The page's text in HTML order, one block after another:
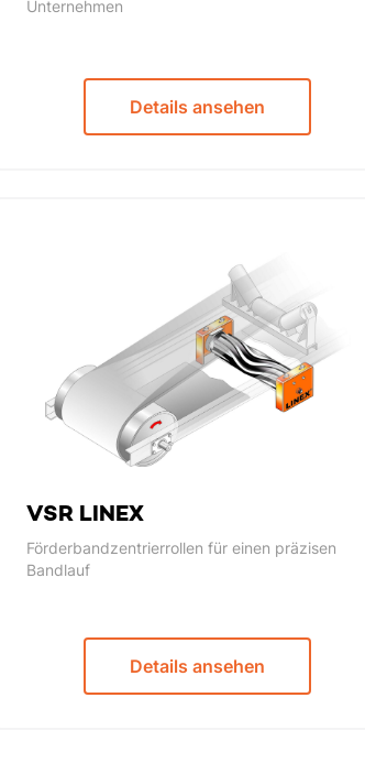
Unternehmen
Details ansehen
VSR LINEX
Förderbandzentrierrollen für einen präzisen
Bandlauf
Details ansehen